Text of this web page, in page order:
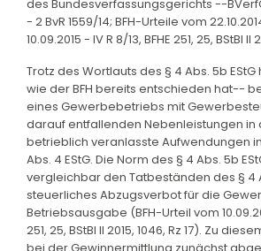
des Bundesverfassungsgerichts --
- 2 BvR 1559/14; BFH-Urteile vom
10.09.2015 - IV R 8/13, BFHE 251, 25, BStBl II
Trotz des Wortlauts des § 4 Abs. 5b
wie der BFH bereits entschieden hat--
eines Gewerbebetriebs mit
darauf entfallenden Nebenleistungen in
betrieblich veranlasste Aufwendungen
Abs. 4 EStG. Die Norm des § 4 Abs. 5b
vergleichbar den Tatbeständen des § 4
steuerliches Abzugsverbot für die
Betriebsausgabe (BFH-Urteil vom
251, 25, BStBl II 2015, 1046, Rz 17). Zu